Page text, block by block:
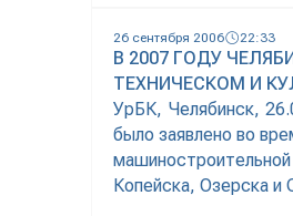
26 сентября 2006 22:33
В 2007 ГОДУ
ТЕХНИЧЕСКОМ И
УрБК, Челябинск,
было заявлено во
Копейска, Озерска и